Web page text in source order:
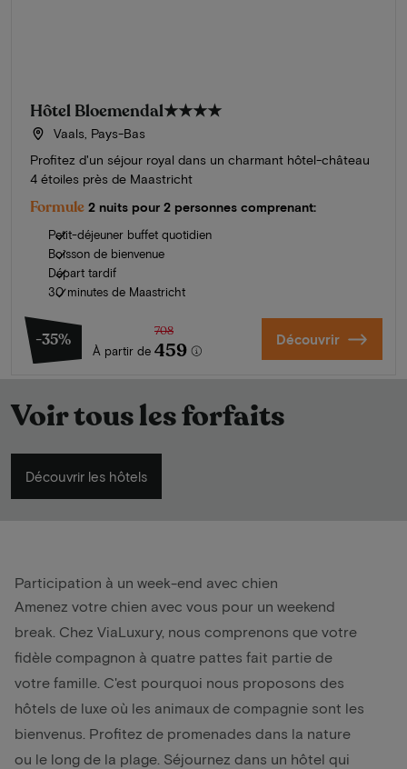
Hôtel Bloemendal★★★★
Vaals, Pays-Bas
Profitez d'un séjour royal dans un charmant hôtel-château
4 étoiles près de Maastricht
Formule 2 nuits pour 2 personnes comprenant:
Petit-déjeuner buffet quotidien
Boisson de bienvenue
Départ tardif
30 minutes de Maastricht
-35%
À partir de
708
459 Découvrir
Voir tous les forfaits
Découvrir les hôtels
Participation à un week-end avec chien
Amenez votre chien avec vous pour un weekend
break . Chez ViaLuxury, nous comprenons que votre
fidèle compagnon à quatre pattes fait partie de
votre famille. C'est pourquoi nous proposons des
hôtels de luxe où les animaux de compagnie sont les
bienvenus. Profitez de promenades dans la nature
ou le long de la plage. Séjournez dans un hôtel qui